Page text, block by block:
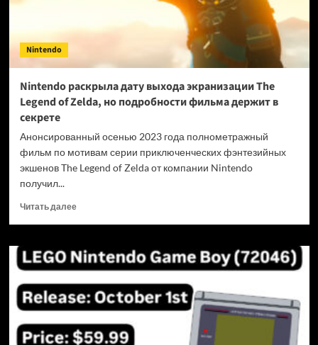
Nintendo
Nintendo раскрыла дату выхода экранизации The
Legend of Zelda, но подробности фильма держит в
секрете
Анонсированный осенью 2023 года полнометражный
фильм по мотивам серии приключенческих фэнтезийных
экшенов The Legend of Zelda от компании Nintendo
получил...
Читать далееПрочитать
раскрыла
дату
выхода
экранизации
The
Legend
of